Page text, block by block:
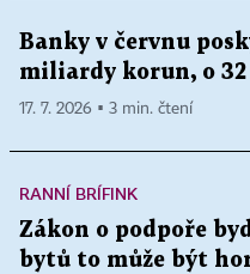
Banky v červnu
miliardy korun, o
17. 7. 2026 ▪ 3 min. čtení
RANNÍ BRÍFINK
Zákon o podpoře
bytů to může být